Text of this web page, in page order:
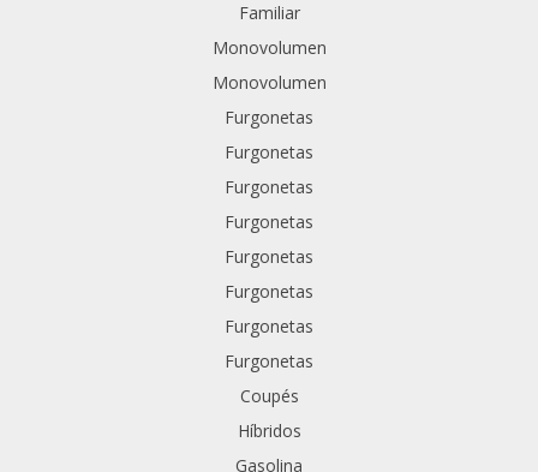
Familiar
Monovolumen
Monovolumen
Furgonetas
Furgonetas
Furgonetas
Furgonetas
Furgonetas
Furgonetas
Furgonetas
Furgonetas
Coupés
Híbridos
Gasolina